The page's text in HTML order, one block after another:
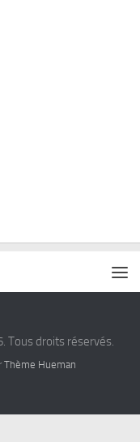
Tous droits réservés.
Thème Hueman